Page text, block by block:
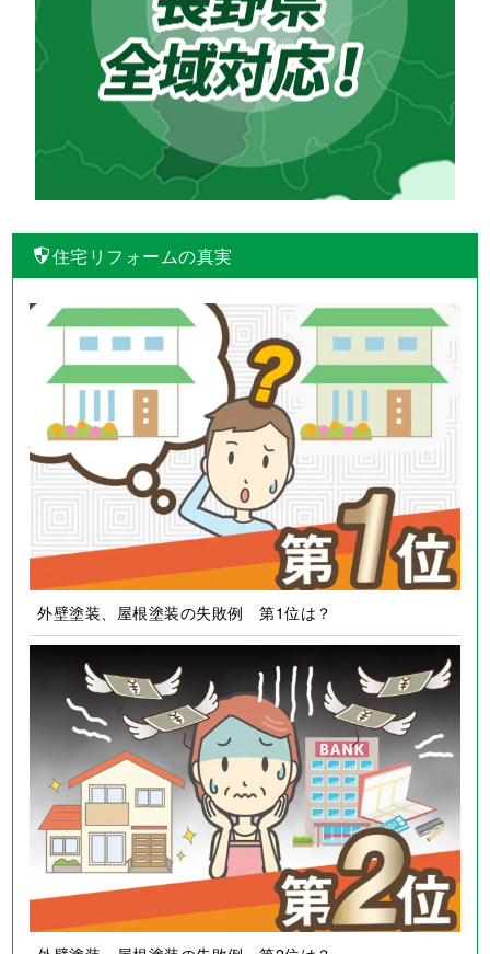
住宅リフォームの真実
外壁塗装、屋根塗装の失敗例 第1位は？